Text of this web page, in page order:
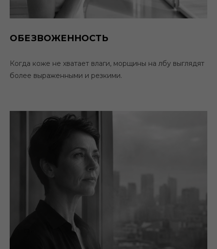
ОБЕЗВОЖЕННОСТЬ
Когда коже не хватает влаги, морщины на лбу выглядят
более выраженными и резкими.